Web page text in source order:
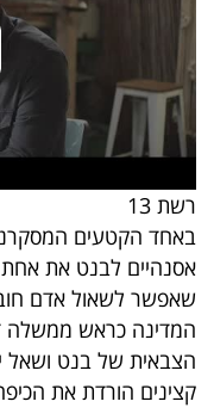
שיתופי
פעולה
דרושים
ניוזלטרים
מייל
אדום
רשת 13
באחד הקטעים
אסנהיים לבנט את אחת
שאפשר לשאול אדם
המדינה כראש ממשלה
הצבאית של בנט ושאל
קצינים הורדת את